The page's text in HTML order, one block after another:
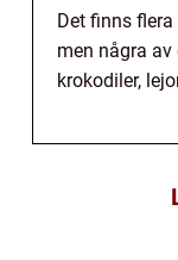
Det finns
men några
krokodiler,